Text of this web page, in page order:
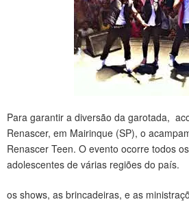
Para garantir a diversão da garotada,
Renascer, em Mairinque (SP), o
Renascer Teen. O evento ocorre todos
adolescentes de várias regiões do país.
os shows, as brincadeiras, e as